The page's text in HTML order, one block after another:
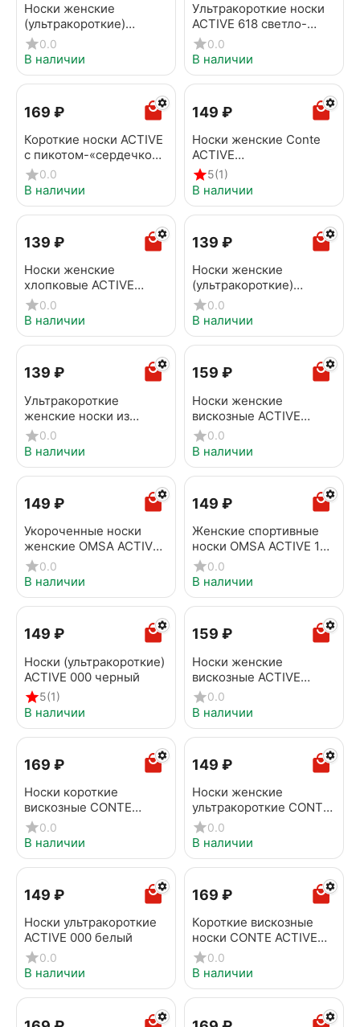
Носки женские
(ультракороткие)
ACTIVE 618 бледно-
фиолетовый
0.0
В наличии
Ультракороткие носки
ACTIVE 618 светло-
серый
0.0
В наличии
‍169‍ ₽
Короткие носки ACTIVE
с пикотом-«сердечком»
в полоску 223 белый-
темно-синий
0.0
В наличии
‍149‍ ₽
Носки женские Conte
ACTIVE
(ультракороткие) 000
белый
5(1)
В наличии
‍139‍ ₽
Носки женские
хлопковые ACTIVE
(ультракороткие) 000
белый
0.0
В наличии
‍139‍ ₽
Носки женские
(ультракороткие)
ACTIVE 000 черный
0.0
В наличии
‍139‍ ₽
Ультракороткие
женские носки из
бамбуковой пряжи
BAMBOO черный
0.0
В наличии
‍159‍ ₽
Носки женские
вискозные ACTIVE
(ультракороткие, tencel)
079 черный
0.0
В наличии
‍149‍ ₽
Укороченные носки
женские OMSA ACTIVE
154 Blu Сhiaro
0.0
В наличии
‍149‍ ₽
Женские спортивные
носки OMSA ACTIVE 151
Grigio melange
0.0
В наличии
‍149‍ ₽
Носки (ультракороткие)
ACTIVE 000 черный
5(1)
В наличии
‍159‍ ₽
Носки женские
вискозные ACTIVE
(ультракороткие, tencel)
079 белый
0.0
В наличии
‍169‍ ₽
Носки короткие
вискозные CONTE
ACTIVE 704 серый
0.0
В наличии
‍149‍ ₽
Носки женские
ультракороткие CONTE
ACTIVE 000 черный
0.0
В наличии
‍149‍ ₽
Носки ультракороткие
ACTIVE 000 белый
0.0
В наличии
‍169‍ ₽
Короткие вискозные
носки CONTE ACTIVE
704 темно-синий
0.0
В наличии